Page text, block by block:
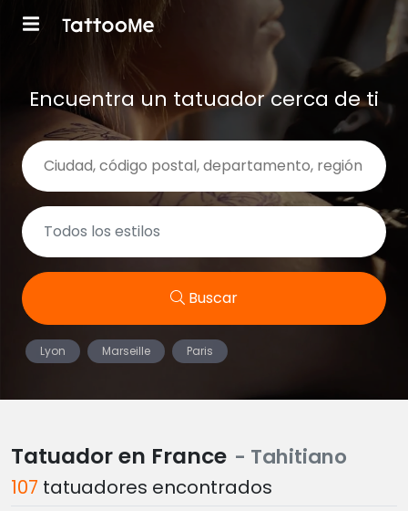
Encuentra un tatuador cerca de ti
Buscar
Lyon Marseille Paris
Tatuador en France - Tahitiano
107 tatuadores encontrados